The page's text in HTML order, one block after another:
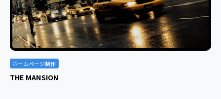
ホームページ制作
THE MANSION